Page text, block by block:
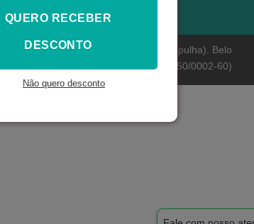
n.1600 - Bairro São Francisco (Pampulha). Belo
- Florianópolis - (Ref. cnpj: 19324150/0002-60)
QUERO RECEBER
DESCONTO
Não quero desconto